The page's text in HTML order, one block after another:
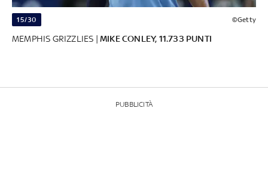
15/30 ©Getty
MEMPHIS GRIZZLIES | MIKE CONLEY, 11.733 PUNTI
PUBBLICITÀ